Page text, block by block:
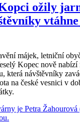
ožily
májek, letniční
Kopec nově
která návštěvníky
na české vesnici v